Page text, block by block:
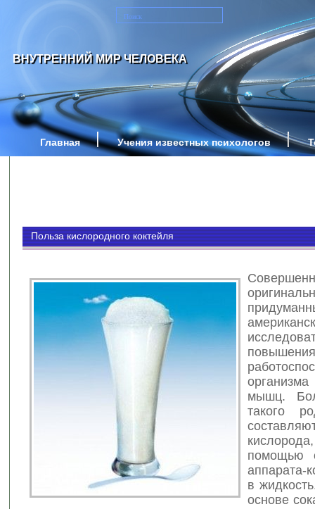
ВНУТРЕННИЙ МИР ЧЕЛОВЕКА
Главная Учения известных психологов
Польза кислородного коктейля
повышения
мышц.
такого
помощью
аппарата-
в
основе